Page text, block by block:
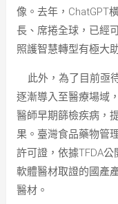
像。去年，ChatGPT
長、席捲全球，已經
照護智慧轉型有極大
此外，為了目前亟
逐漸導入至醫療場域
醫師早期篩檢疾病，
果。臺灣食品藥物管
許可證，依據TFDA
軟體醫材取證的國產
醫材。